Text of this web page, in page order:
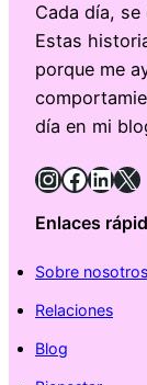
Cada día,
Estas
porque me
día en mi
InstagramFacebook LinkedIn X
Enlaces
Sobre nosotros
Relaciones
Blog